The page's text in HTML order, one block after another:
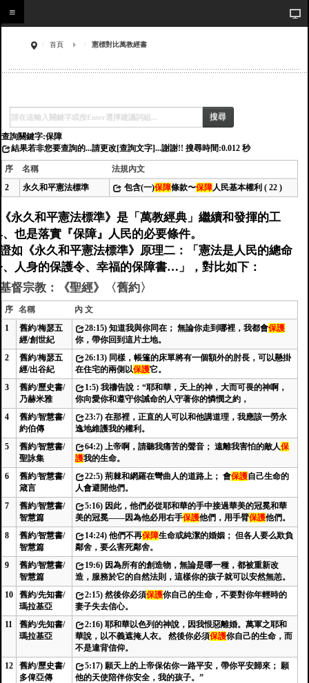
首頁 憲標對比萬教經書
搜尋
查詢關鍵字:保障
結果若非您要查詢的...請更改[查詢文字]...謝謝!! 搜尋時間:0.012 秒
序 名稱
法規內文
2
永久和平憲法標準 包含(一)保障條款〜保障人民基本權利 ( 22 )
永久和平憲法標準》是「萬教經典」繼續和發揮的工
、也是落實『保障』人民的必要條件。
如《永久和平憲法標準》原理二：「憲法是人民的總命
、人身的保護令、幸福的保障書…」，對比如下：
基督宗教：《聖經》〈舊約〉
序 名稱
內 文
1
舊約/梅瑟五
經/創世紀
28:15) 知道我與你同在； 無論你走到哪裡，我都會保護
你，帶你回到這片土地。
2
舊約/梅瑟五
經/出谷紀
26:13) 同樣，帳篷的床單將有一個額外的肘長，可以懸掛
在住宅的兩側以保護它。
3
舊約/歷史書/
乃赫米雅
1:5) 我禱告說：“耶和華，天上的神，大而可畏的神啊，
你向愛你和遵守你誡命的人守著你的憐憫之約，
4
舊約/智慧書/
約伯傳
23:7) 在那裡，正直的人可以和他講道理，我應該一勞永
逸地維護我的權利。
5
舊約/智慧書/
聖詠集
64:2) 上帝啊，請聽我痛苦的聲音； 遠離我害怕的敵人保
護我的生命。
6
舊約/智慧書/
箴言
22:5) 荊棘和網羅在彎曲人的道路上； 會保護自己生命的
人會避開他們。
7
舊約/智慧書/
智慧篇
5:16) 因此，他們必從耶和華的手中接過華美的冠冕和華
美的冠冕——因為他必用右手保護他們，用手臂保護他們。
8
舊約/智慧書/
智慧篇
14:24) 他們不再保障生命或純潔的婚姻； 但各人要么欺負
鄰舍，要么害死鄰舍。
9
舊約/智慧書/
智慧篇
19:6) 因為所有的創造物，無論是哪一種，都被重新改
造，服務於它的自然法則，這樣你的孩子就可以安然無恙。
10
舊約/先知書/
瑪拉基亞
2:15) 然後你必須保護你自己的生命，不要對你年輕時的
妻子失去信心。
11
舊約/先知書/
瑪拉基亞
2:16) 耶和華以色列的神說，因我恨惡離婚。萬軍之耶和
華說，以不義遮掩人衣。 然後你必須保護你自己的生命，而
不是違背信仰。
12
舊約/歷史書/
多俾亞傳
5:17) 願天上的上帝保佑你一路平安，帶你平安歸來； 願
他的天使陪伴你安全，我的孩子。”